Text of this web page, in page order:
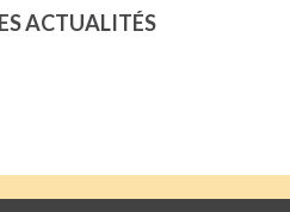
ACTUALITÉS